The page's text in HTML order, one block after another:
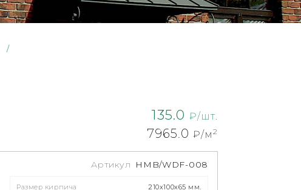
/
135.0 ₽/шт.
7965.0 ₽/м 2
Артикул HMB/WDF-008
Размер кирпича 210x100x65 мм.